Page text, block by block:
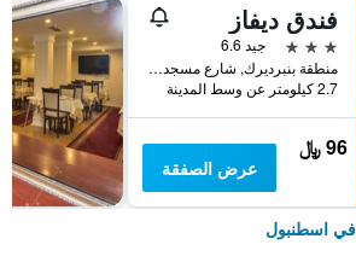
فندق ديفاز
3 نجوم
جيد 6.6
منطقة بنبرديرك, شارع مسجد كاتب سنان رقم 31, اسطنبول, تركيا
2.7 كيلومتر عن وسط المدينة
96 ﷼
عرض الصفقة
اسطنبول